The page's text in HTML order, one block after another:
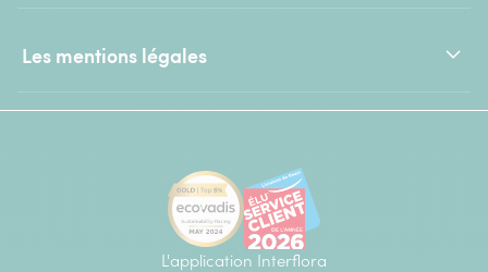
Les mentions légales
L'application Interflora